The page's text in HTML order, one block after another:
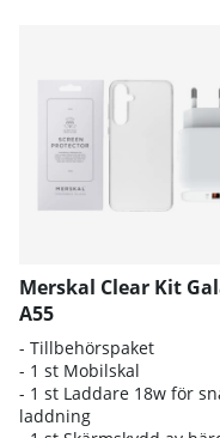
Merskal Clear Kit
A55
- Tillbehörspaket
- 1 st Mobilskal
- 1 st Laddare 18w för
laddning